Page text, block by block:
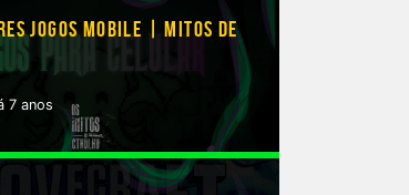
JOGOS MOBILE | MITOS DE
7 anos